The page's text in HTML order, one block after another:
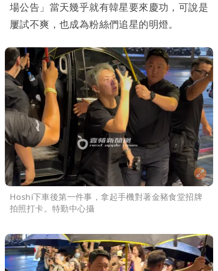
場公告」當天幾乎就有韓星要來慶功，可說是
屢試不爽，也成為粉絲們追星的明燈。
Hoshi下車後第一件事，拿起手機對著金豬食堂招牌
拍照打卡。特勤中心攝